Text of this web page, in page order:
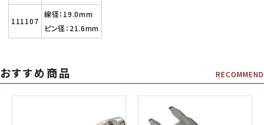
111107
線径：19.0mm
ピン径：21.6mm
おすすめ商品 RECOMMEND